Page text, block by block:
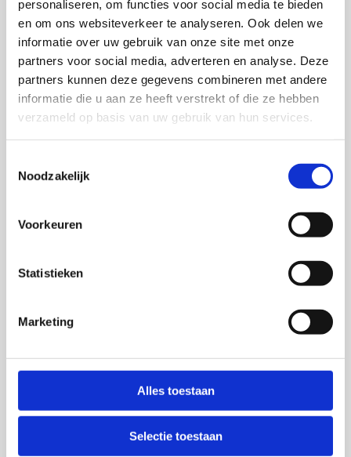
personaliseren, om functies voor social media te bieden
en om ons websiteverkeer te analyseren. Ook delen we
informatie over uw gebruik van onze site met onze
partners voor social media, adverteren en analyse. Deze
partners kunnen deze gegevens combineren met andere
informatie die u aan ze heeft verstrekt of die ze hebben
verzameld op basis van uw gebruik van hun services.
Noodzakelijk
Voorkeuren
Statistieken
Marketing
Alles toestaan
Selectie toestaan